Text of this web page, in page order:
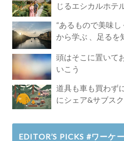
じるエシカルホテ
“あるもので美味
から学ぶ 、足るを
頭はそこに置いて
いこう
道具も車も買わず
にシェア&サブス
EDITOR’S PICKS #ワーケ